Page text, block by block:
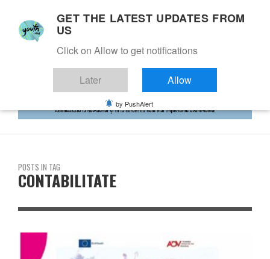
POSTS IN TAG
CONTABILITATE
GET THE LATEST UPDATES FROM
US
Click on Allow to get notifications
Later Allow
by PushAlert